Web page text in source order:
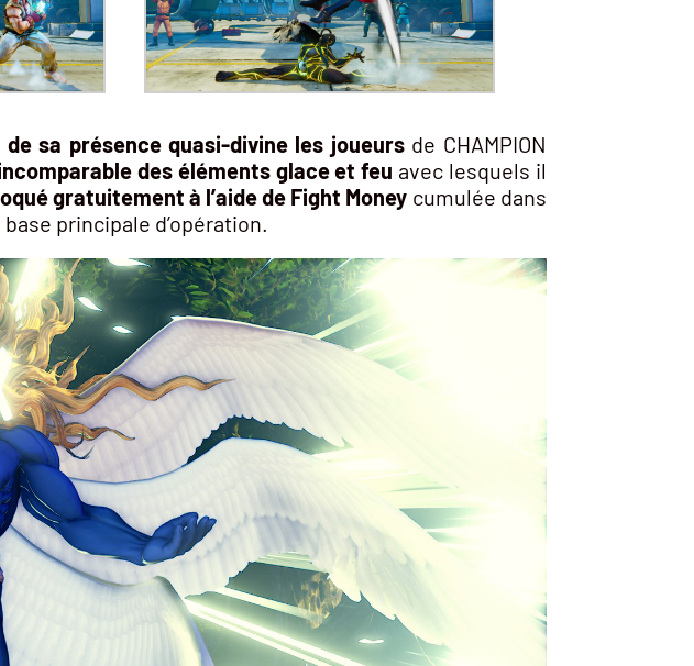
sa présence quasi-divine les joueursde CHAMPION
des éléments glace et feu avec lesquels il
gratuitement à l’aide de Fight Money cumulée dans
base principale d’opération.